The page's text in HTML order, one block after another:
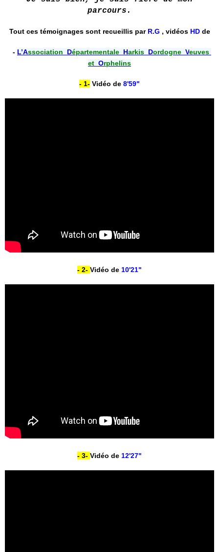
parcours.
Tout ces témoignages sont recueillis par R.G , vidéosHD de
- L’Association Départementale Harkis Dordogne Veuves
et Orphelins
- 1- Vidéo de 8'59"
- 2- Vidéo de 10'21"
- 3- Vidéo de 12'27"